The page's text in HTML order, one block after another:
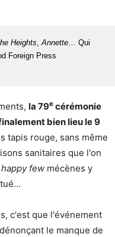
Heights,Annette… Qui
Foreign Press
la 79e cérémonie
bien lieu le 9
tapis rouge, sans même
sanitaires que l'on
happy few mécènes y
c'est que l'événement
le manque de